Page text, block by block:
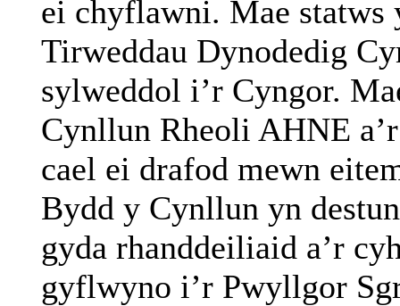
ei chyflawni. Mae
Tirweddau Dynodedig
sylweddol i’r Cyngor.
Cynllun Rheoli AHNE
cael ei drafod mewn
Bydd y Cynllun yn
gyda rhanddeiliaid a’r
gyflwyno i’r Pwyllgor